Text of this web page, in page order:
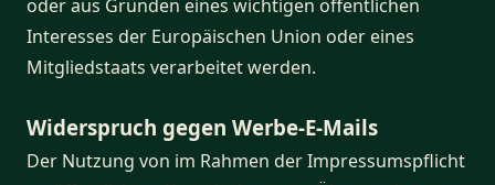
oder aus Gründen eines wichtigen öffentlichen
Interesses der Europäischen Union oder eines
Mitgliedstaats verarbeitet werden.
Widerspruch gegen Werbe-E-Mails
Der Nutzung von im Rahmen der Impressumspflicht